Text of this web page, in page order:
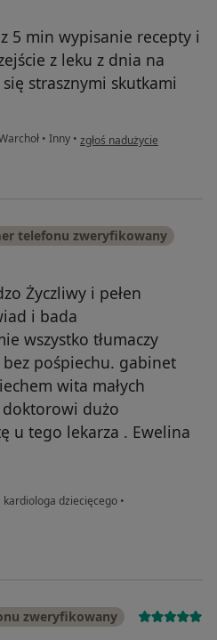
5 min wypisanie recepty i
z leku z dnia na
strasznymi skutkami
• Inny • w opinii użytkownika Czy 5
zgłoś nadużycie
telefonu zweryfikowany
Życzliwy i pełen
i bada
wszystko tłumaczy
pośpiechu. gabinet
wita małych
doktorowi dużo
u tego lekarza . Ewelina
kardiologa dziecięcego •
zweryfikowany